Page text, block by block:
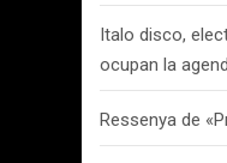
Italo disco,
ocupan la
Ressenya de